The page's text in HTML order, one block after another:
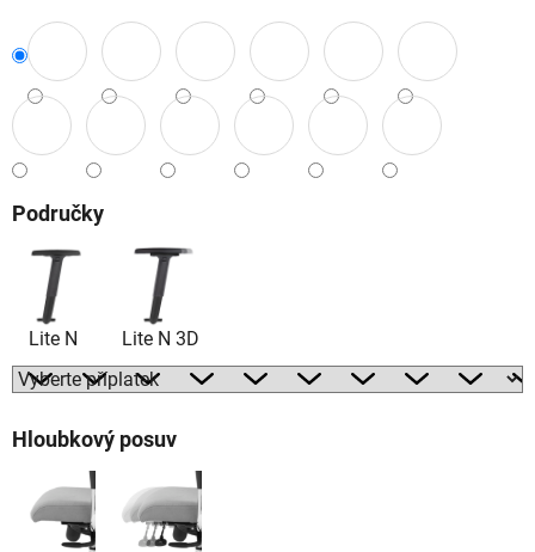
Područky
Lite N Lite N 3D
Hloubkový posuv